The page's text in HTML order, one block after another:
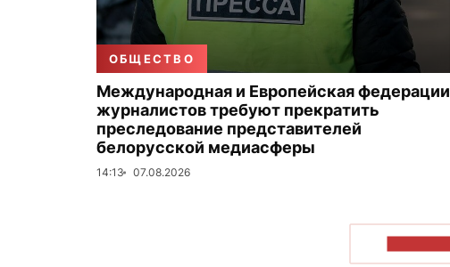
ОБЩЕСТВО
Международная и Европейская федерации
журналистов требуют прекратить
преследование представителей
белорусской медиасферы
14:13 07.08.2026